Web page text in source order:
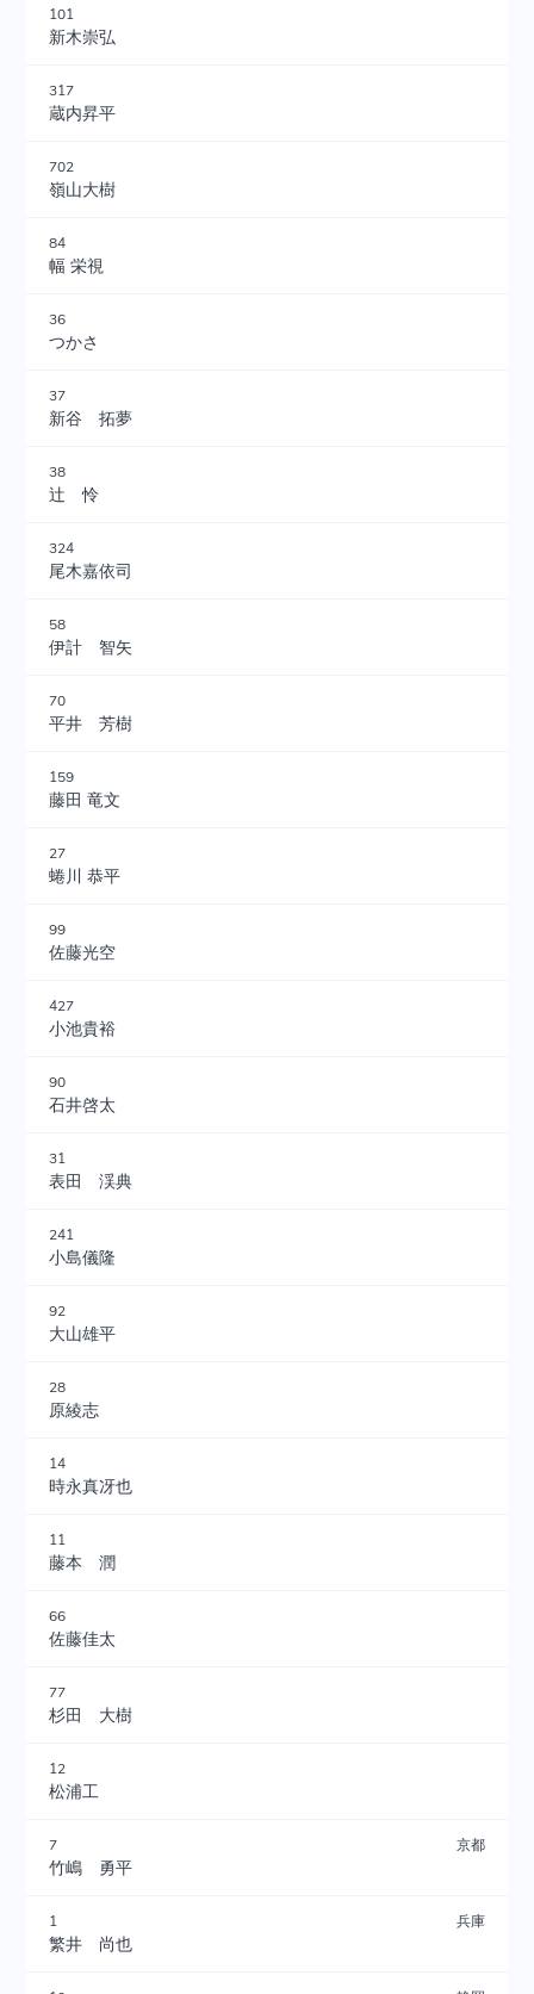
101
新木崇弘
317
蔵内昇平
702
嶺山大樹
84
幅 栄視
36
つかさ
37
新谷 拓夢
38
辻 怜
324
尾木嘉依司
58
伊計 智矢
70
平井 芳樹
159
藤田 竜文
27
蜷川 恭平
99
佐藤光空
427
小池貴裕
90
石井啓太
31
表田 渓典
241
小島儀隆
92
大山雄平
28
原綾志
14
時永真冴也
11
藤本 潤
66
佐藤佳太
77
杉田 大樹
12
松浦工
7 京都
竹嶋 勇平
1 兵庫
繁井 尚也